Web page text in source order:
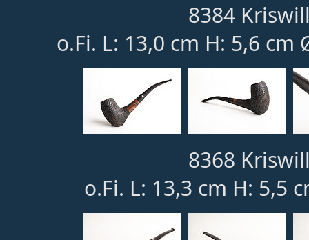
8384
o.Fi. L: 13,0 cm H: 5,6 cm
8368
o.Fi. L: 13,3 cm H: 5,5